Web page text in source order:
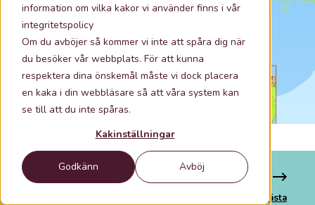
information om vilka kakor vi använder finns i vår
integritetspolicy
Om du avböjer så kommer vi inte att spåra dig när
du besöker vår webbplats. För att kunna
respektera dina önskemål måste vi dock placera
en kaka i din webbläsare så att våra system kan
se till att du inte spåras.
Kakinställningar
Godkänn Avböj
2020-02-26 11:57 2 min lästid
En kartläggning av hela Sveriges
marktäcke med satellitbilder
Nästa